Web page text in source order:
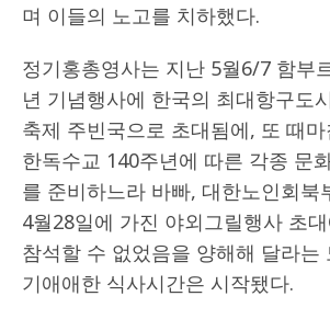
며 이들의 노고를 치하했다.
정기홍총영사는 지난 5월6/7 함부
년 기념행사에 한국의 최대항구도
축제 주빈국으로 초대됨에, 또 때
한독수교 140주년에 따른 각종 문
를 준비하느라 바빠, 대한노인회북
4월28일에 가진 야외그릴행사 초
참석할 수 없었음을 양해해 달라는
기애애한 식사시간은 시작됐다.